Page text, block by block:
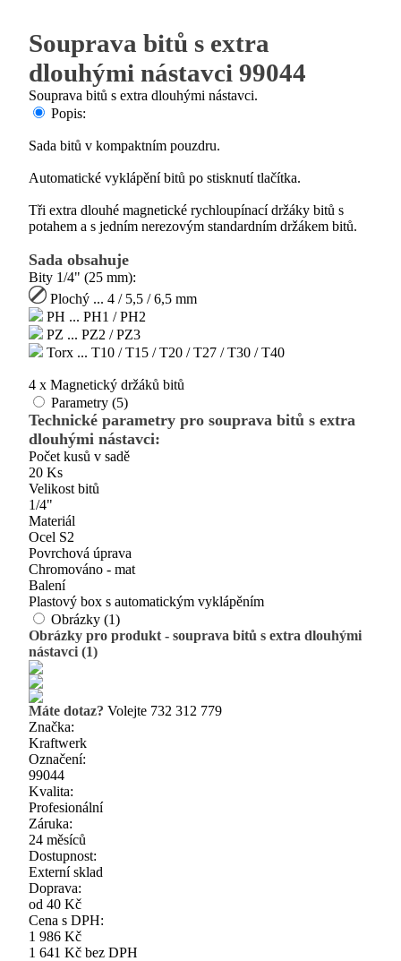
Souprava bitů s extra
dlouhými nástavci 99044
Souprava bitů s extra dlouhými nástavci.
Popis:
Sada bitů v kompaktním pouzdru.
Automatické vyklápění bitů po stisknutí tlačítka.
Tři extra dlouhé magnetické rychloupínací držáky bitů s
potahem a s jedním nerezovým standardním držákem bitů.
Sada obsahuje
Bity 1/4" (25 mm):
Plochý ... 4 / 5,5 / 6,5 mm
PH ... PH1 / PH2
PZ ... PZ2 / PZ3
Torx ... T10 / T15 / T20 / T27 / T30 / T40
4 x Magnetický držáků bitů
Parametry (5)
Technické parametry pro souprava bitů s extra
dlouhými nástavci:
Počet kusů v sadě
20 Ks
Velikost bitů
1/4"
Materiál
Ocel S2
Povrchová úprava
Chromováno - mat
Balení
Plastový box s automatickým vyklápěním
Obrázky (1)
Obrázky pro produkt - souprava bitů s extra dlouhými
nástavci (1)
Máte dotaz? Volejte 732 312 779
Značka:
Kraftwerk
Označení:
99044
Kvalita:
Profesionální
Záruka:
24 měsíců
Dostupnost:
Externí sklad
Doprava:
od 40 Kč
Cena s DPH:
1 986 Kč
1 641 Kč bez DPH